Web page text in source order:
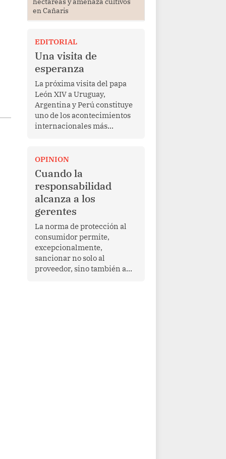
en Cañaris
EDITORIAL
Una visita de
esperanza
La próxima visita del papa
León XIV a Uruguay,
Argentina y Perú constituye
uno de los acontecimientos
internacionales más
Más allá de su dimensión
religiosa, esta gira
representa una oportunidad
para reafirmar el valor del
diálogo, fortalecer los
vínculos entre los pueblos y
proyectar una imagen de
cooperación en una región
que enfrenta desafíos en
materia de desarrollo,
cohesión social y
gobernabilidad.
OPINION
Cuando la
responsabilidad
alcanza a los
gerentes
La norma de protección al
consumidor permite,
excepcionalmente,
sancionar no solo al
proveedor, sino también a